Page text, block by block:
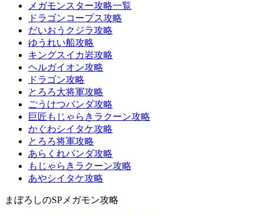
メガモンスター攻略一覧
ドラゴンコープス攻略
だいおうクジラ攻略
ゆうれい船攻略
キングスイカ岩攻略
ヘルガイオン攻略
ドラゴン攻略
とろろ大将軍攻略
ごうけつパンダ攻略
巨匠もじゃらきラクーン攻略
かぐわシイタケ攻略
とろろ将軍攻略
あらくれパンダ攻略
もじゃらきラクーン攻略
あやシイタケ攻略
まぼろしのSPメガモン攻略